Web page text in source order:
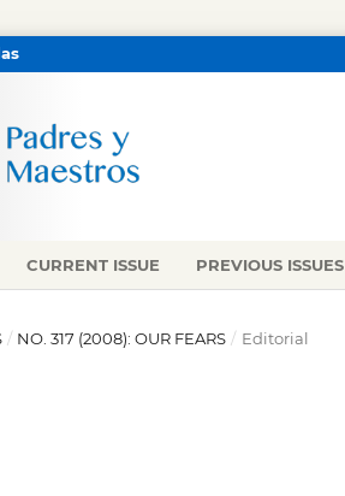
CURRENT ISSUE PREVIOUS ISSUES
/ NO. 317 (2008): OUR FEARS / Editorial